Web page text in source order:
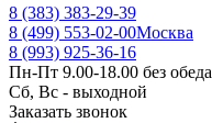
8 (383) 383-29-39
8 (499) 553-02-00Москва
8 (993) 925-36-16
Пн-Пт 9.00-18.00 без обеда
Сб, Вс - выходной
Заказать звонок